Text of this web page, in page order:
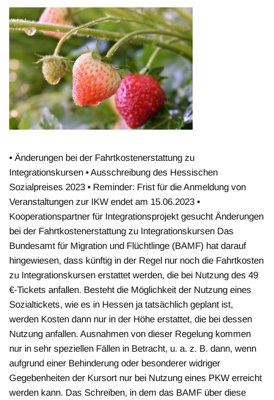
• Änderungen bei der Fahrtkostenerstattung zu
Integrationskursen • Ausschreibung des Hessischen
Sozialpreises 2023 • Reminder: Frist für die Anmeldung von
Veranstaltungen zur IKW endet am 15.06.2023 •
Kooperationspartner für Integrationsprojekt gesucht Änderungen
bei der Fahrtkostenerstattung zu Integrationskursen Das
Bundesamt für Migration und Flüchtlinge (BAMF) hat darauf
hingewiesen, dass künftig in der Regel nur noch die Fahrtkosten
zu Integrationskursen erstattet werden, die bei Nutzung des 49
€-Tickets anfallen. Besteht die Möglichkeit der Nutzung eines
Sozialtickets, wie es in Hessen ja tatsächlich geplant ist,
werden Kosten dann nur in der Höhe erstattet, die bei dessen
Nutzung anfallen. Ausnahmen von dieser Regelung kommen
nur in sehr speziellen Fällen in Betracht, u. a. z. B. dann, wenn
aufgrund einer Behinderung oder besonderer widriger
Gegebenheiten der Kursort nur bei Nutzung eines PKW erreicht
werden kann. Das Schreiben, in dem das BAMF über diese